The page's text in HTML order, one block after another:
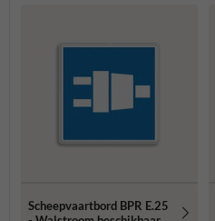
Scheepvaartbord BPR E.25